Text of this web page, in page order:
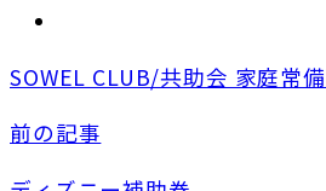
SOWEL CLUB/共助会 家庭常
前の記事